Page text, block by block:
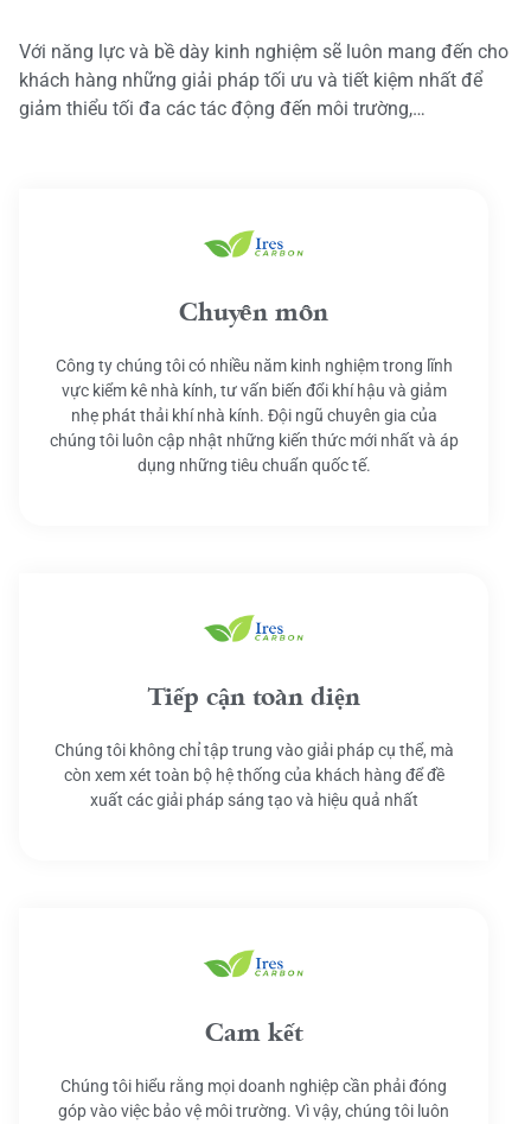
Với năng lực và bề dày kinh nghiệm sẽ luôn mang đến cho
khách hàng những giải pháp tối ưu và tiết kiệm nhất để
giảm thiểu tối đa các tác động đến môi trường,…
Chuyên môn
Công ty chúng tôi có nhiều năm kinh nghiệm trong lĩnh
vực kiểm kê nhà kính, tư vấn biến đổi khí hậu và giảm
nhẹ phát thải khí nhà kính. Đội ngũ chuyên gia của
chúng tôi luôn cập nhật những kiến thức mới nhất và áp
dụng những tiêu chuẩn quốc tế.
Tiếp cận toàn diện
Chúng tôi không chỉ tập trung vào giải pháp cụ thể, mà
còn xem xét toàn bộ hệ thống của khách hàng để đề
xuất các giải pháp sáng tạo và hiệu quả nhất
Cam kết
Chúng tôi hiểu rằng mọi doanh nghiệp cần phải đóng
góp vào việc bảo vệ môi trường. Vì vậy, chúng tôi luôn